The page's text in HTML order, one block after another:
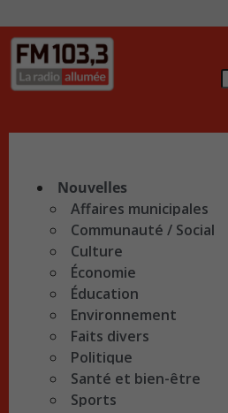
Nouvelles
Affaires municipales
Communauté / Social
Culture
Économie
Éducation
Environnement
Faits divers
Politique
Santé et bien-être
Sports